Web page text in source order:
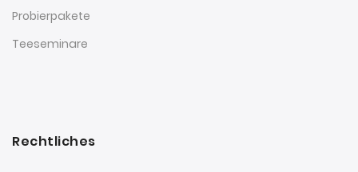
Probierpakete
Teeseminare
Rechtliches